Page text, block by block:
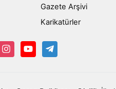
Gazete Arşivi
Karikatürler